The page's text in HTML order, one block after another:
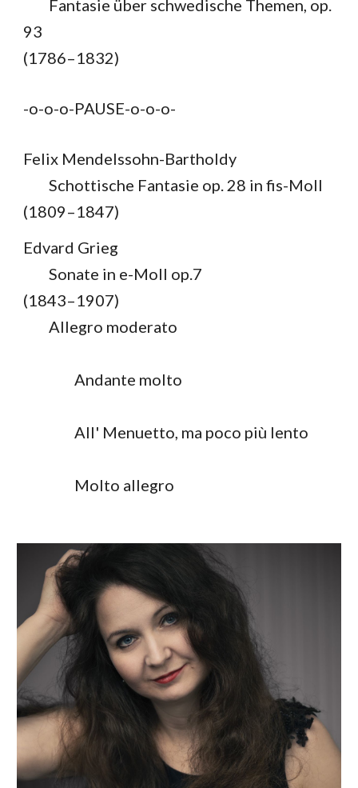
Fantasie über schwedische Themen, op.
93
(1786–1832)
-o-o-o-PAUSE-o-o-o-
Felix Mendelssohn-Bartholdy
Schottische Fantasie op. 28 in fis-Moll
(1809–1847)
Edvard Grieg
Sonate in e-Moll op.7
(1843–1907)
Allegro moderato
Andante molto
All' Menuetto, ma poco più lento
Molto allegro